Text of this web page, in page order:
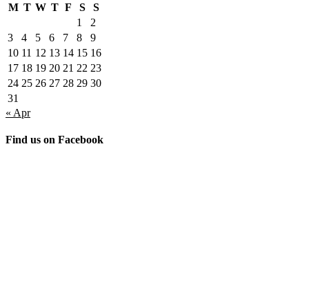
M T W T F S
S
1
2
3
4 5 6 7 8
9
10 11 12 13 14 15 16
17 18 19 20 21 22 23
24 25 26 27 28 29 30
31
« Apr
Find us on Facebook